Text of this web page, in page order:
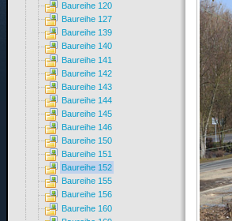
Baureihe 120
Baureihe 127
Baureihe 139
Baureihe 140
Baureihe 141
Baureihe 142
Baureihe 143
Baureihe 144
Baureihe 145
Baureihe 146
Baureihe 150
Baureihe 151
Baureihe 152
Baureihe 155
Baureihe 156
Baureihe 160